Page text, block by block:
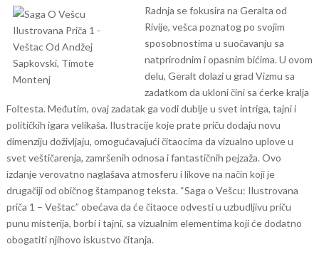
Radnja se fokusira na Geralta od
Rivije, vešca poznatog po svojim
sposobnostima u suočavanju sa
natprirodnim i opasnim bićima. U ovom
delu, Geralt dolazi u grad Vizmu sa
zadatkom da ukloni čini sa ćerke kralja
Foltesta. Međutim, ovaj zadatak ga vodi dublje u svet intriga, tajni i
političkih igara velikaša. Ilustracije koje prate priču dodaju novu
dimenziju doživljaju, omogućavajući čitaocima da vizualno uplove u
svet veštičarenja, zamršenih odnosa i fantastičnih pejzaža. Ovo
izdanje verovatno naglašava atmosferu i likove na način koji je
drugačiji od običnog štampanog teksta. “Saga o Vešcu: Ilustrovana
priča 1 – Veštac” obećava da će čitaoce odvesti u uzbudljivu priču
punu misterija, borbi i tajni, sa vizualnim elementima koji će dodatno
obogatiti njihovo iskustvo čitanja.